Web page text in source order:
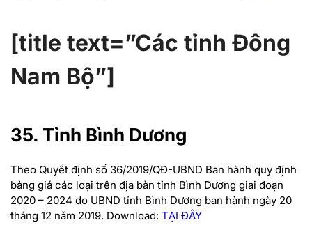
[title text=”Các tỉnh Đông
Nam Bộ”]
35. Tỉnh Bình Dương
Theo Quyết định số 36/2019/QĐ-UBND Ban hành quy định
bảng giá các loại trên địa bàn tỉnh Bình Dương giai đoạn
2020 – 2024 do UBND tỉnh Bình Dương ban hành ngày 20
tháng 12 năm 2019. Download: TẠI ĐÂY